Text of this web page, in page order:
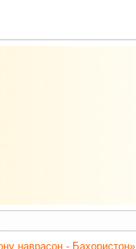
наврасон - Баҳористон».